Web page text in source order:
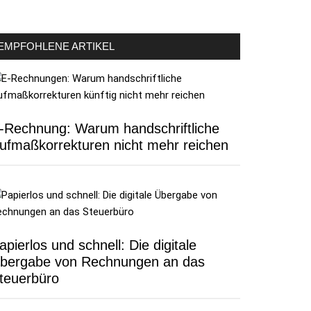
ARTIKEL
Rechnung: Warum handschriftliche
nicht mehr reichen
und schnell: Die digitale
von Rechnungen an das